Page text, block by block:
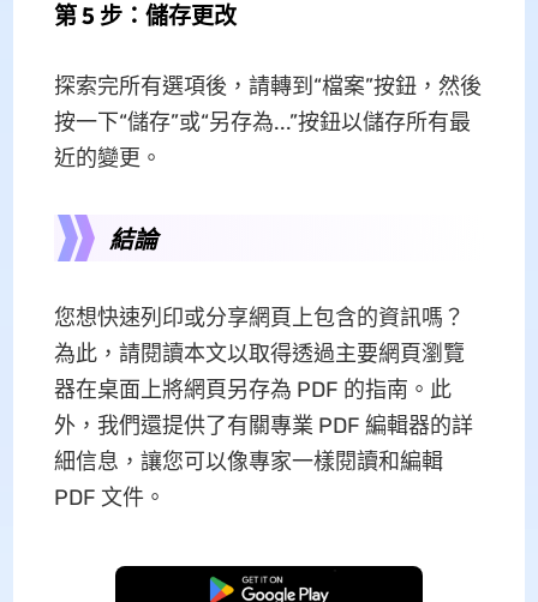
第 5 步：儲存更改
探索完所有選項後，請轉到“檔案”按鈕，然後
按一下“儲存”或“另存為...”按鈕以儲存所有最
近的變更。
結論
您想快速列印或分享網頁上包含的資訊嗎？
為此，請閱讀本文以取得透過主要網頁瀏覽
器在桌面上將網頁另存為 PDF 的指南。此
外，我們還提供了有關專業 PDF 編輯器的詳
細信息，讓您可以像專家一樣閱讀和編輯
PDF 文件。
免費下載